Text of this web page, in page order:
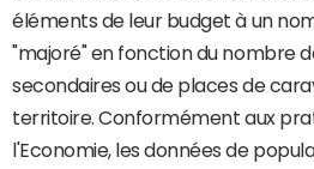
éléments de leur budget à un
"majoré" en fonction du nombre
secondaires ou de places de
territoire. Conformément aux
l'Economie, les données de